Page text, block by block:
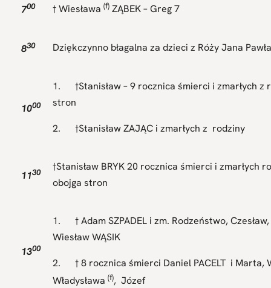
700 † Wiesława (f) ZĄBEK – Greg 7
830 Dziękczynno błagalna za dzieci z Róży Jana
1000
1. †Stanisław – 9 rocznica śmierci i zmarłych z
stron
2. †Stanisław ZAJĄC i zmarłych z rodziny
1130
†Stanisław BRYK 20 rocznica śmierci i zmarłych
obojga stron
1300
1. † Adam SZPADEL i zm. Rodzeństwo,
Wiesław WĄSIK
2. † 8 rocznica śmierci Daniel PACELT i Marta,
Władysława (f), Józef